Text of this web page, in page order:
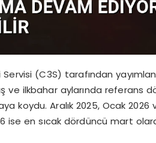
Servisi (C3S) tarafından
ve ilkbahar aylarında referans
koydu. Aralık 2025, Ocak
ise en sıcak dördüncü mart